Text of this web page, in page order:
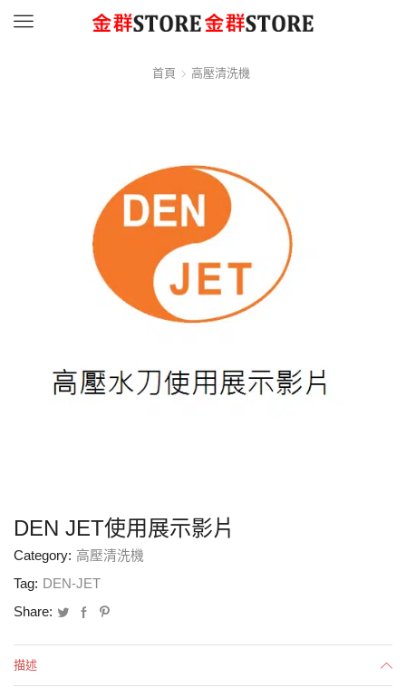
Menu
首頁 高壓清洗機
DEN JET使用展示影片
Category: 高壓清洗機
Tag: DEN-JET
Share:
描述